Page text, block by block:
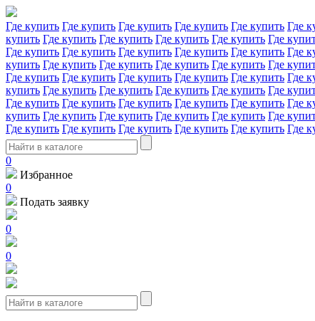
Где купить Где купить Где купить Где купить Где купить Где
купить Где купить Где купить Где купить Где купить Где
Где купить Где купить Где купить Где купить Где купить Где
купить Где купить Где купить Где купить Где купить Где
Где купить Где купить Где купить Где купить Где купить Где
купить Где купить Где купить Где купить Где купить Где
Где купить Где купить Где купить Где купить Где купить Где
купить Где купить Где купить Где купить Где купить Где
Где купить Где купить Где купить Где купить Где купить Где
0
Избранное
0
Подать заявку
0
0